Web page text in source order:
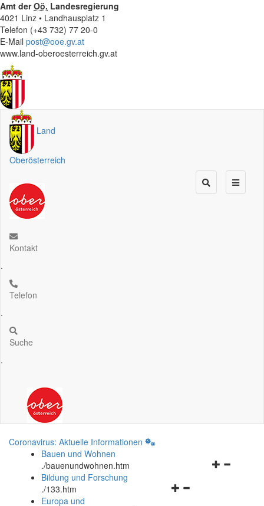
Amt derOö. Landesregierung
4021 Linz • Landhausplatz 1
Telefon (+43 732) 77 20-0
E-Mail post@ooe.gv.at
www.land-oberoesterreich.gv.at
Land
Oberösterreich
Kontakt
.
Telefon
.
Suche
.
Coronavirus: Aktuelle Informationen
Bauen und Wohnen
./bauenundwohnen.htm
Navigationsmenü
Bildung und Forschung
./133.htm
Europa und